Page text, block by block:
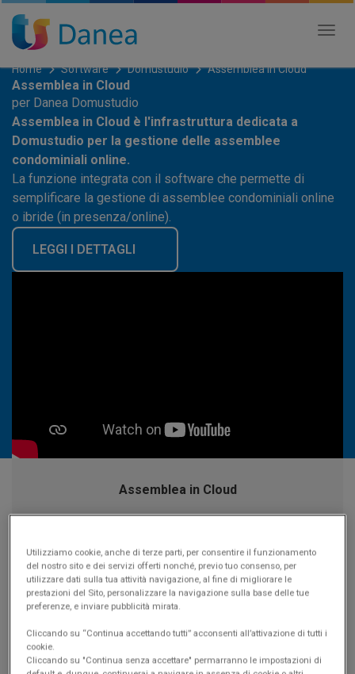
Home Software Domustudio Assemblea in Cloud
Assemblea in Cloud
per Danea Domustudio
Assemblea in Cloud è l'infrastruttura dedicata a
Domustudio per la gestione delle assemblee
condominiali online.
La funzione integrata con il software che permette di
semplificare la gestione di assemblee condominiali online
o ibride (in presenza/online).
LEGGI I DETTAGLI
Assemblea in Cloud
Vantaggi e casi d'uso
Caratteristiche
Video
Utilizziamo cookie, anche di terze parti, per consentire il funzionamento
del nostro sito e dei servizi offerti nonché, previo tuo consenso, per
utilizzare dati sulla tua attività navigazione, al fine di migliorare le
prestazioni del Sito, personalizzare la navigazione sulla base delle tue
preferenze, e inviare pubblicità mirata.
Cliccando su “Continua accettando tutti” acconsenti all’attivazione di tutti i
cookie.
Cliccando su "Continua senza accettare" permarranno le impostazioni di